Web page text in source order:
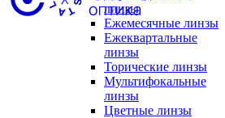
линзы
Ежемесячные линзы
Ежеквартальные
линзы
Торические линзы
Мультифокальные
линзы
Цветные линзы